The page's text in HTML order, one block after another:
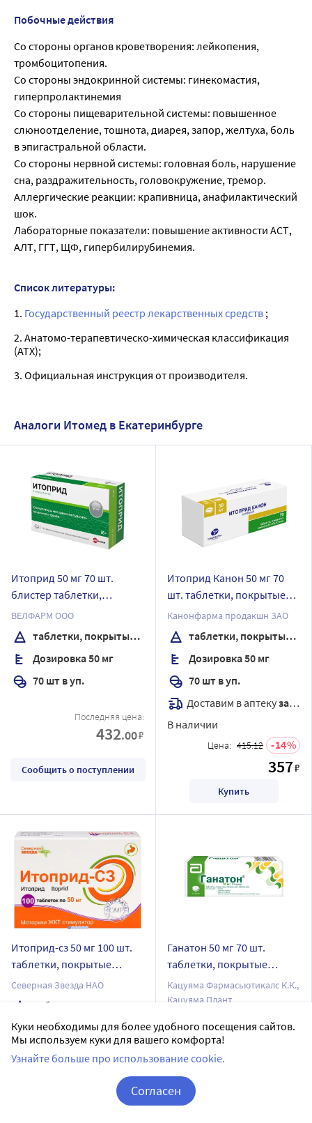
Побочные действия
Со стороны органов кроветворения: лейкопения,
тромбоцитопения.
Со стороны эндокринной системы: гинекомастия,
гиперпролактинемия
Со стороны пищеварительной системы: повышенное
слюноотделение, тошнота, диарея, запор, желтуха, боль
в эпигастральной области.
Со стороны нервной системы: головная боль, нарушение
сна, раздражительность, головокружение, тремор.
Аллергические реакции: крапивница, анафилактический
шок.
Лабораторные показатели: повышение активности АСТ,
АЛТ, ГГТ, ЩФ, гипербилирубинемия.
Список литературы:
1. Государственный реестр лекарственных средств ;
2. Анатомо-терапевтическо-химическая классификация
(ATX);
3. Официальная инструкция от производителя.
Аналоги Итомед в Екатеринбурге
Итоприд 50 мг 70 шт.
блистер таблетки,
покрытые пленочной
оболочкой
ВЕЛФАРМ ООО
таблетки, покрытые пленочной оболочкой
Дозировка 50 мг
70 шт в уп.
Последняя цена:
432.00₽
Сообщить о поступлении
Итоприд Канон 50 мг 70
шт. таблетки, покрытые
пленочной оболочкой
Канонфарма продакшн ЗАО
таблетки, покрытые пленочной оболочкой
Дозировка 50 мг
70 шт в уп.
Доставим в аптекузавтра
В наличии
Цена: 415.12 14
357₽
Купить
Итоприд-сз 50 мг 100 шт.
таблетки, покрытые
пленочной оболочкой
Северная Звезда НАО
таблетки, покрытые пленочной оболочкой
Дозировка 50 мг
100 шт в уп.
Ганатон 50 мг 70 шт.
таблетки, покрытые
пленочной оболочкой
Кацуяма Фармасьютикалс К.К.,
Кацуяма Плант
таблетки, покрытые пленочной оболочкой
Дозировка 50 мг
70 шт в уп.
Куки необходимы для более удобного посещения сайтов.
Мы используем куки для вашего комфорта!
Узнайте больше про использование cookie.
Согласен